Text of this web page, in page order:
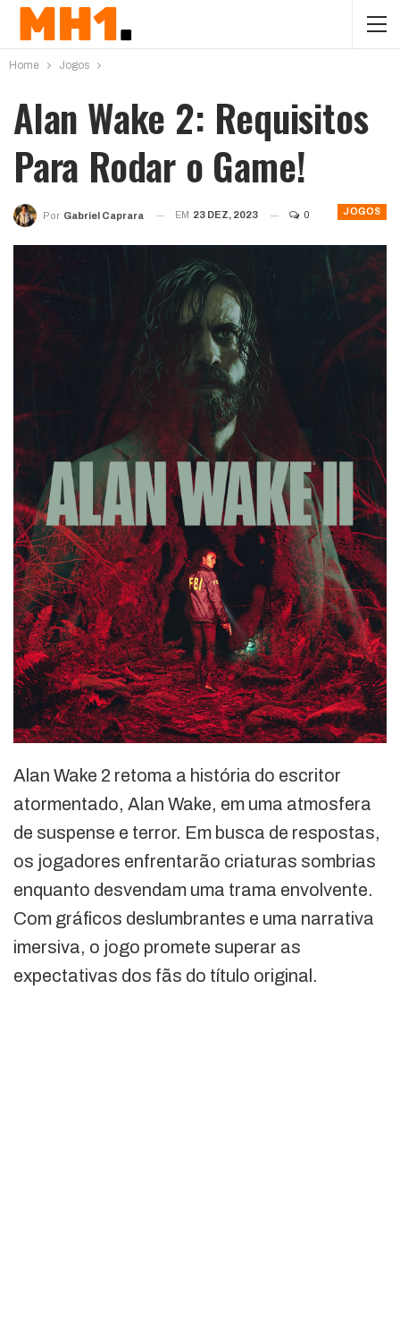
Home Jogos
Alan Wake 2: Requisitos
Para Rodar o Game!
JOGOS
Por Gabriel Caprara EM 23 DEZ, 2023 0
Alan Wake 2 retoma a história do escritor
atormentado, Alan Wake, em uma atmosfera
de suspense e terror. Em busca de respostas,
os jogadores enfrentarão criaturas sombrias
enquanto desvendam uma trama envolvente.
Com gráficos deslumbrantes e uma narrativa
imersiva, o jogo promete superar as
expectativas dos fãs do título original.